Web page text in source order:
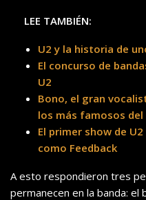
LEE TAMBIÉN:
U2 y la historia de
El concurso de
U2
Bono, el gran
los más famosos del
El primer show de
como Feedback
A esto respondieron tres
permanecen en la banda: el